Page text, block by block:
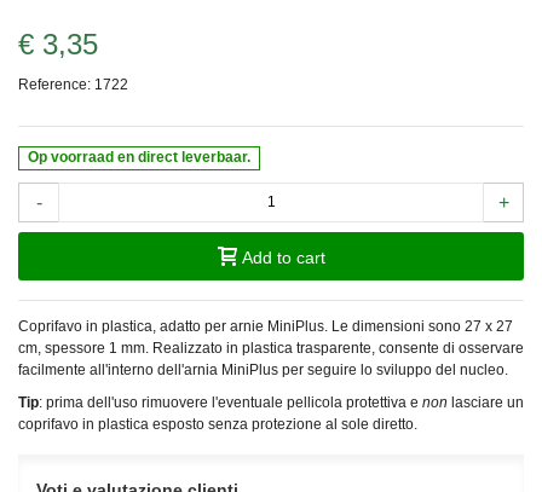
€ 3,35
Reference: 1722
Op voorraad en direct leverbaar.
- +
Add to cart
Coprifavo in plastica, adatto per arnie MiniPlus. Le dimensioni sono 27 x 27
cm, spessore 1 mm. Realizzato in plastica trasparente, consente di osservare
facilmente all'interno dell'arnia MiniPlus per seguire lo sviluppo del nucleo.
Tip: prima dell'uso rimuovere l'eventuale pellicola protettiva e non lasciare un
coprifavo in plastica esposto senza protezione al sole diretto.